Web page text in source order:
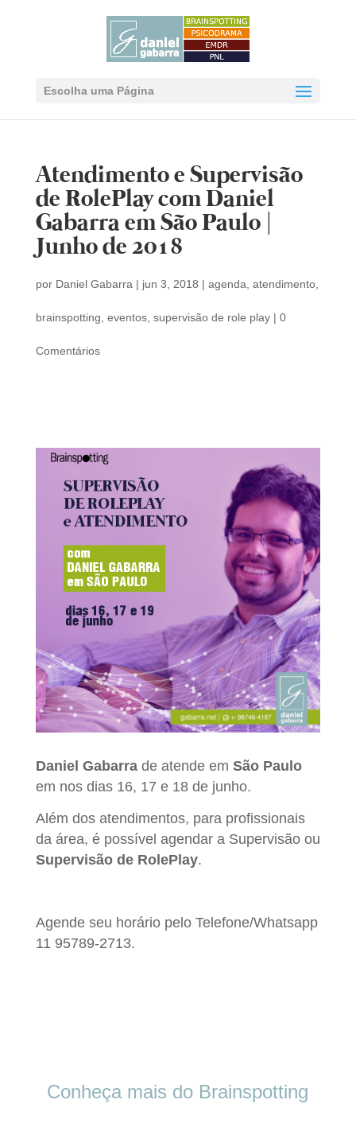
Escolha uma Página
Atendimento e Supervisão
de RolePlay com Daniel
Gabarra em São Paulo |
Junho de 2018
por Daniel Gabarra | jun 3, 2018 | agenda atendimento,
brainspotting eventos, supervisão de role play| 0
Comentários
Daniel Gabarrade atende em São Paulo
em nos dias 16, 17 e 18 de junho.
Além dos atendimentos, para profissionais
da área, é possível agendar a Supervisão ou
Supervisão de RolePlay.
Agende seu horário pelo Telefone/Whatsapp
11 95789-2713.
Conheça mais do Brainspotting